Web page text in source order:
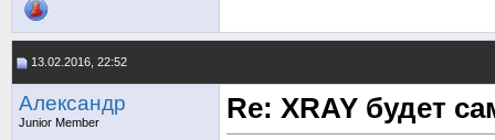
13.02.2016, 22:52
Александр
Junior Member
Re: XRAY будет